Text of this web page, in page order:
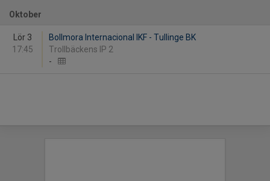
Oktober
Lör 3
17:45
Bollmora Internacional IKF - Tullinge BK
Trollbäckens IP 2
-